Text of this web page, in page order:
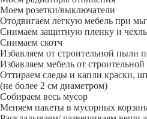
Моем розетки/выключатели
Отодвигаем легкую мебель при
Снимаем защитную пленку и
Снимаем скотч
Избавляем от строительной пыли
Избавляем мебель от
Оттираем следы и капли краски,
(не более 2 см диаметром)
Собираем весь мусор
Меняем пакеты в мусорных